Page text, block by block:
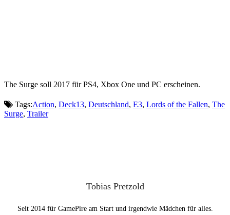
The Surge soll 2017 für PS4, Xbox One und PC erscheinen.
Tags:Action, Deck13, Deutschland, E3, Lords of the Fallen, The
Surge, Trailer
Tobias Pretzold
Seit 2014 für GamePire am Start und irgendwie Mädchen für alles.